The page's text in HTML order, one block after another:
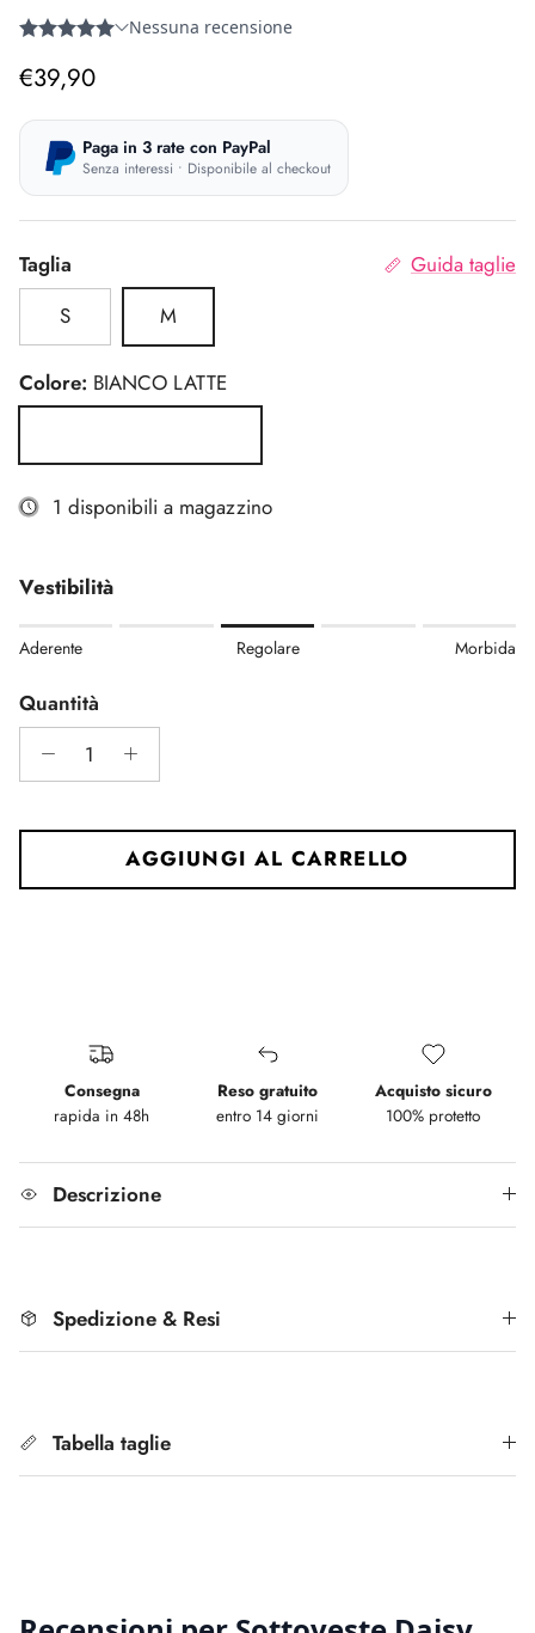
Prezzo normale
€39,90
Paga in 3 rate con PayPal
Senza interessi • Disponibile al checkout
Taglia
Guida taglie
S
M
Colore: BIANCO LATTE
1 disponibili a magazzino
Vestibilità
Rating of 1 means Aderente.
Rating of 5 means Morbida.
The rating of this product for "" is 3.
Aderente Regolare Morbida
Quantità
AGGIUNGI AL CARRELLO
Consegna
rapida in 48h
Reso gratuito
entro 14 giorni
Acquisto sicuro
100% protetto
Descrizione
Spedizione & Resi
Tabella taglie